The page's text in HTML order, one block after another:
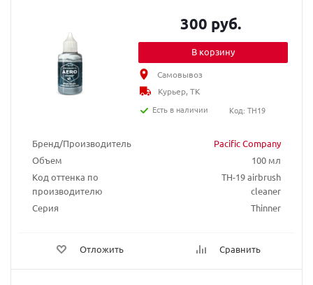
Бренд/Производитель
Pacific Company
Объем
100 мл
Код оттенка по
производителю
TH-19 airbrush
cleaner
Серия
Thinner
Отложить Сравнить
300 руб.
В корзину
Самовывоз
Курьер, ТК
Есть в наличии
Код: TH19